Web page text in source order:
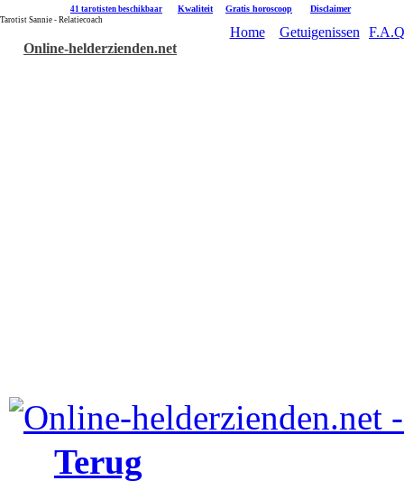
41 tarotisten beschikbaar Kwaliteit Gratis horoscoop Disclaimer
Tarotist Sannie - Relatiecoach
Online-helderzienden.net
Home Getuigenissen
Terug